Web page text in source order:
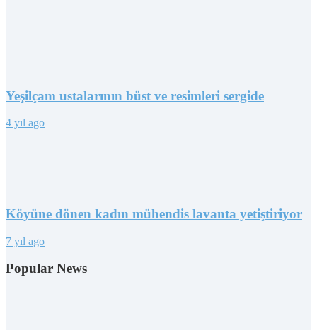
Yeşilçam ustalarının büst ve resimleri sergide
4 yıl ago
Köyüne dönen kadın mühendis lavanta yetiştiriyor
7 yıl ago
Popular News